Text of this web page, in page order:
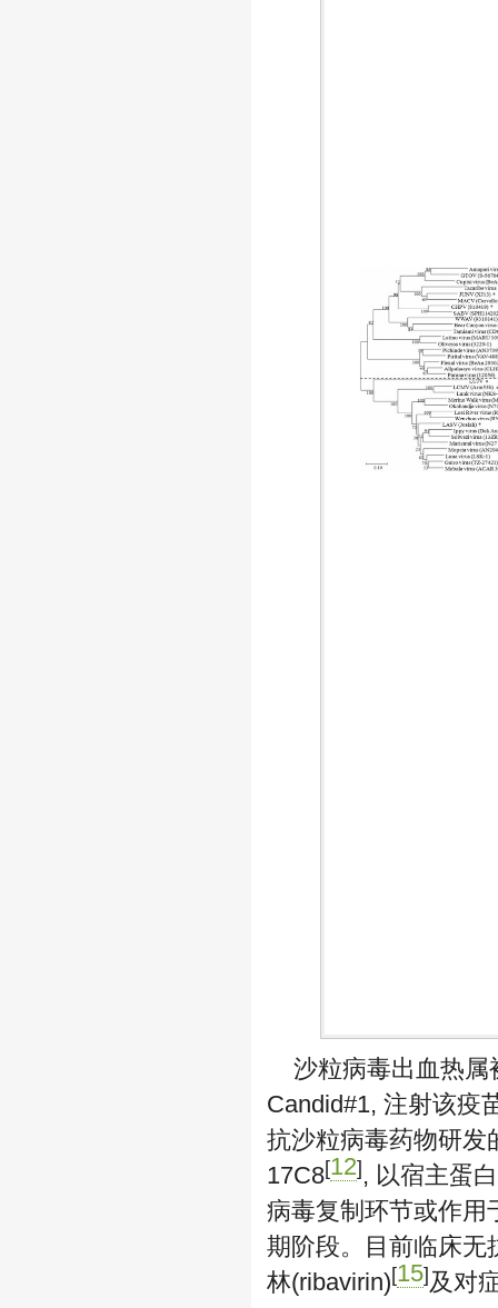
沙粒病毒出血热
Candid#1, 注射该疫
抗沙粒病毒药物研发
17C8[12], 以宿主蛋
病毒复制环节或作用
期阶段。目前临床无
林(ribavirin)[15]及对